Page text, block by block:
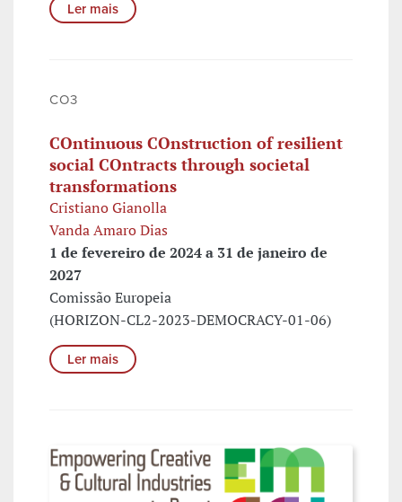
Ler mais
CO3
COntinuous COnstruction of resilient
social COntracts through societal
transformations
Cristiano Gianolla
Vanda Amaro Dias
1 de fevereiro de 2024 a 31 de janeiro de
2027
Comissão Europeia
(HORIZON-CL2-2023-DEMOCRACY-01-06)
Ler mais